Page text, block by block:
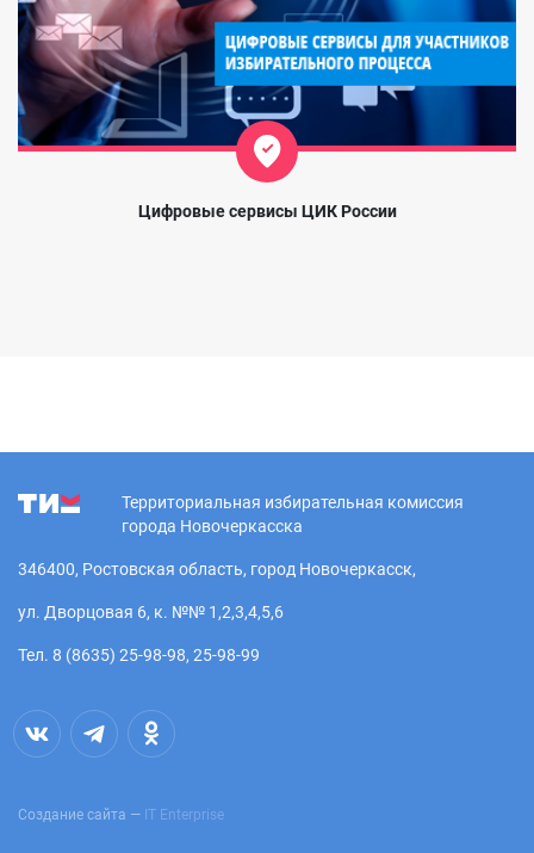
Цифровые сервисы ЦИК России
Территориальная избирательная комиссия
города Новочеркасска
346400, Ростовская область, город Новочеркасск,
ул. Дворцовая 6, к. №№ 1,2,3,4,5,6
Тел. 8 (8635) 25-98-98, 25-98-99
Создание сайта — IT Enterprise